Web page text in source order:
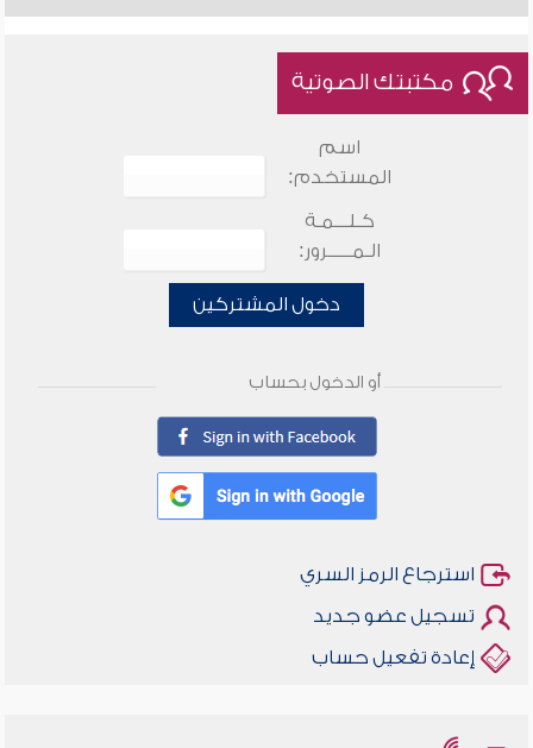
مكتبتك الصوتية
اسم
المستخدم:
كـلـــمـة
الـمـــــرور:
دخول المشتركين
أو الدخول بحساب
استرجاع الرمز السري
تسجيل عضو جديد
إعادة تفعيل حساب